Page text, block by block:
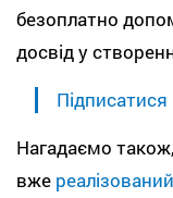
безоплатно
досвід у
Нагадаємо
вже реалізований